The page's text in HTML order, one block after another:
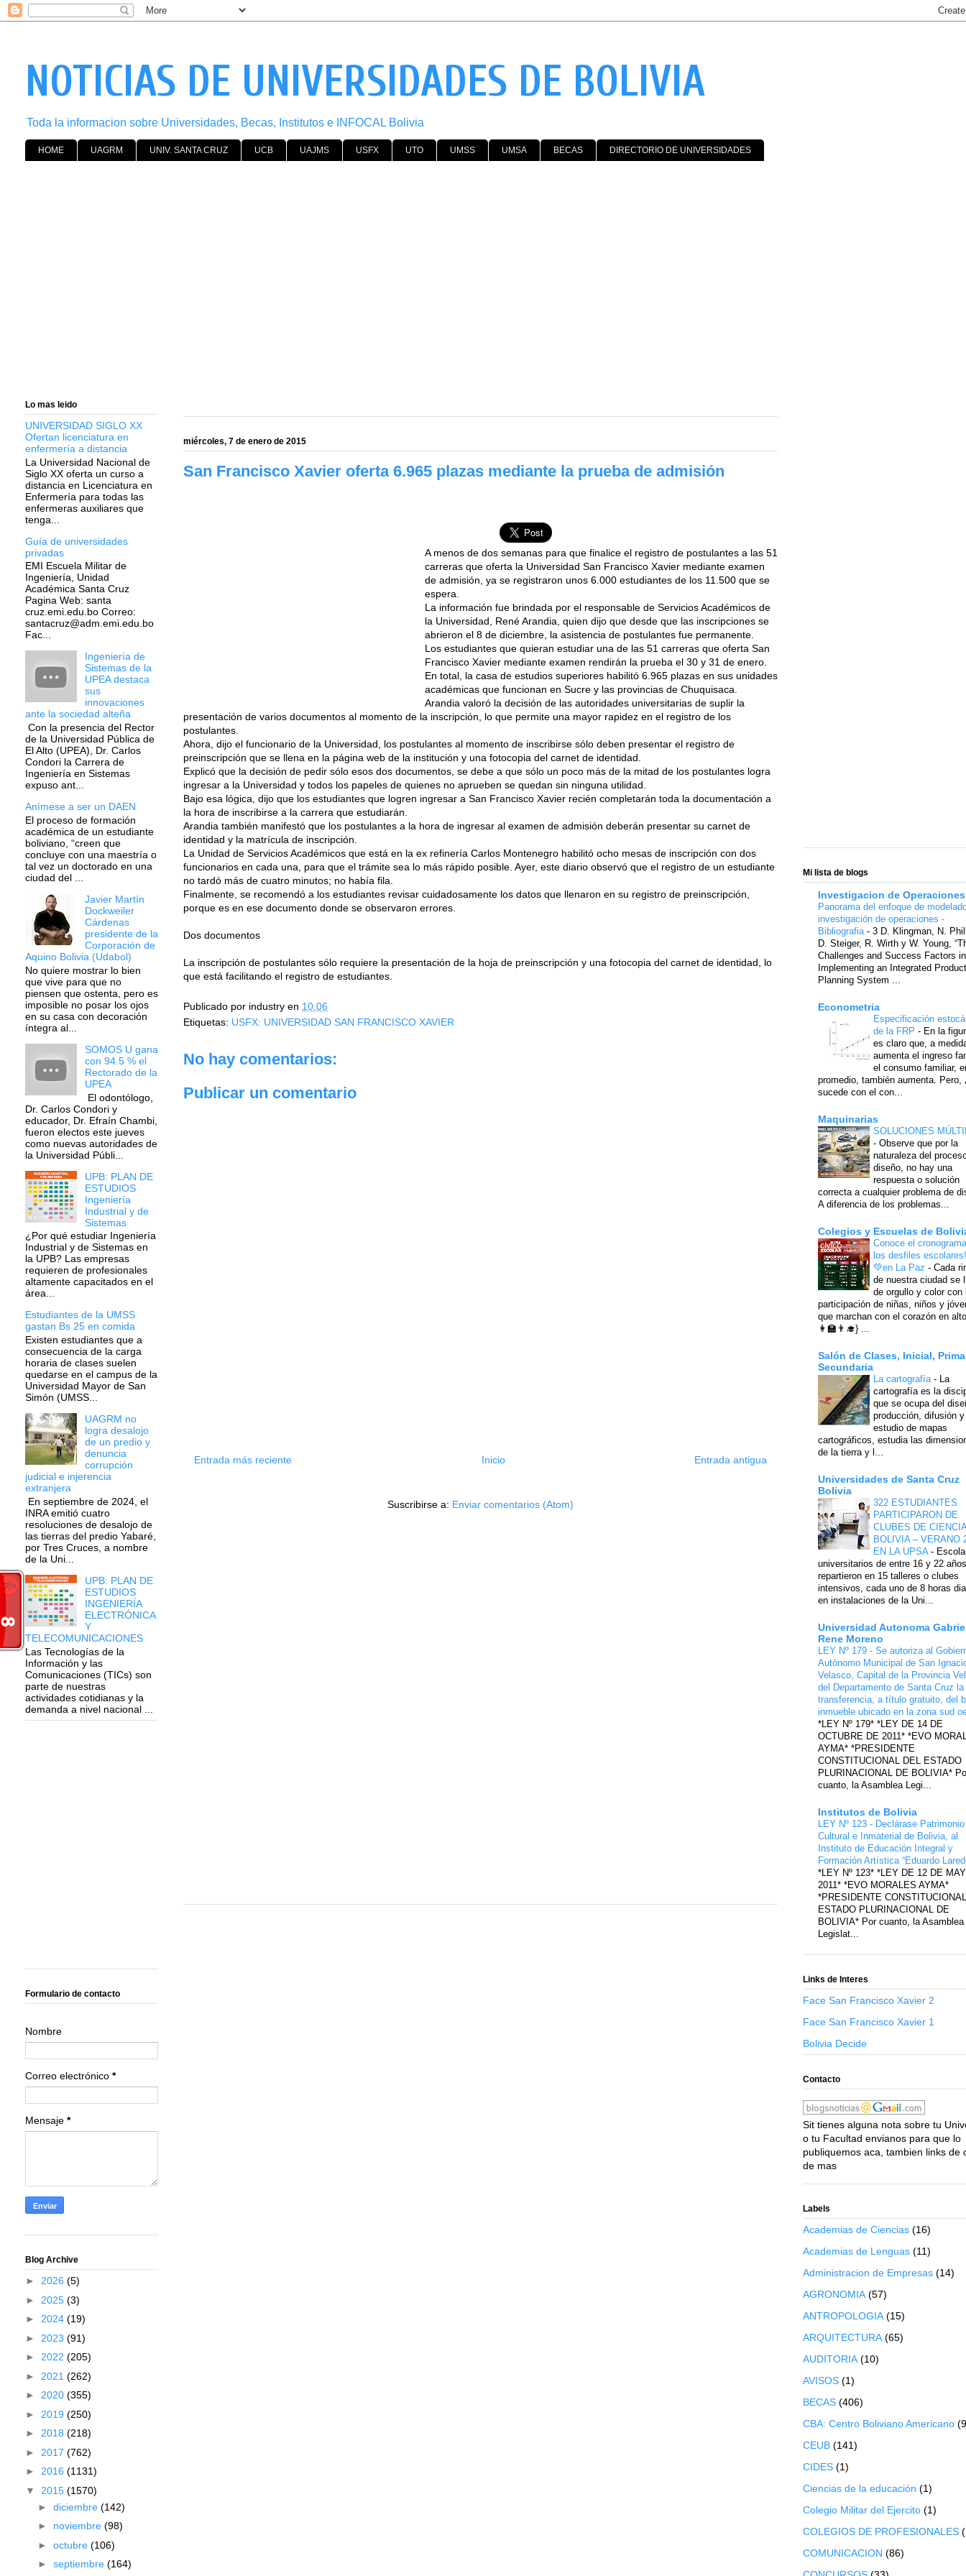
NOTICIAS DE UNIVERSIDADES DE BOLIVIA
Toda la informacion sobre Universidades, Becas, Institutos e INFOCAL Bolivia
HOME UAGRM UNIV. SANTA CRUZ UCB UAJMS USFX UTO UMSS UMSA BECAS DIRECTORIO DE UNIVERSIDADES
miércoles, 7 de enero de 2015
San Francisco Xavier oferta 6.965 plazas mediante la prueba de admisión
A menos de dos semanas para que finalice el registro de postulantes a las 51
carreras que oferta la Universidad San Francisco Xavier mediante examen
de admisión, ya se registraron unos 6.000 estudiantes de los 11.500 que se
espera.
La información fue brindada por el responsable de Servicios Académicos de
la Universidad, René Arandia, quien dijo que desde que las inscripciones se
abrieron el 8 de diciembre, la asistencia de postulantes fue permanente.
Los estudiantes que quieran estudiar una de las 51 carreras que oferta San
Francisco Xavier mediante examen rendirán la prueba el 30 y 31 de enero.
En total, la casa de estudios superiores habilitó 6.965 plazas en sus unidades
académicas que funcionan en Sucre y las provincias de Chuquisaca.
Arandia valoró la decisión de las autoridades universitarias de suplir la
presentación de varios documentos al momento de la inscripción, lo que permite una mayor rapidez en el registro de los
postulantes.
Ahora, dijo el funcionario de la Universidad, los postulantes al momento de inscribirse sólo deben presentar el registro de
preinscripción que se llena en la página web de la institución y una fotocopia del carnet de identidad.
Explicó que la decisión de pedir sólo esos dos documentos, se debe a que sólo un poco más de la mitad de los postulantes logra
ingresar a la Universidad y todos los papeles de quienes no aprueben se quedan sin ninguna utilidad.
Bajo esa lógica, dijo que los estudiantes que logren ingresar a San Francisco Xavier recién completarán toda la documentación a
la hora de inscribirse a la carrera que estudiarán.
Arandia también manifestó que los postulantes a la hora de ingresar al examen de admisión deberán presentar su carnet de
identidad y la matrícula de inscripción.
La Unidad de Servicios Académicos que está en la ex refinería Carlos Montenegro habilitó ocho mesas de inscripción con dos
funcionarios en cada una, para que el trámite sea lo más rápido posible. Ayer, este diario observó que el registro de un estudiante
no tardó más de cuatro minutos; no había fila.
Finalmente, se recomendó a los estudiantes revisar cuidadosamente los datos que llenaron en su registro de preinscripción,
porque es en ese documento donde se observaron errores.
Dos documentos
La inscripción de postulantes sólo requiere la presentación de la hoja de preinscripción y una fotocopia del carnet de identidad, lo
que está facilitando el registro de estudiantes.
Publicado por industry en 10:06
Etiquetas: USFX: UNIVERSIDAD SAN FRANCISCO XAVIER
No hay comentarios:
Publicar un comentario
Entrada más reciente Entrada antigua
Inicio
Suscribirse a: Enviar comentarios (Atom)
Lo mas leido
UNIVERSIDAD SIGLO XX
Ofertan licenciatura en
enfermería a distancia
La Universidad Nacional de
Siglo XX oferta un curso a
distancia en Licenciatura en
Enfermería para todas las
enfermeras auxiliares que
tenga...
Guía de universidades
privadas
EMI Escuela Militar de
Ingeniería, Unidad
Académica Santa Cruz
Pagina Web: santa
cruz.emi.edu.bo Correo:
santacruz@adm.emi.edu.bo
Fac...
Ingeniería de
Sistemas de la
UPEA destaca
sus
innovaciones
ante la sociedad alteña
Con la presencia del Rector
de la Universidad Pública de
El Alto (UPEA), Dr. Carlos
Condori la Carrera de
Ingeniería en Sistemas
expuso ant...
Anímese a ser un DAEN
El proceso de formación
académica de un estudiante
boliviano, “creen que
concluye con una maestría o
tal vez un doctorado en una
ciudad del ...
Javier Martín
Dockweiler
Cárdenas
presidente de la
Corporación de
Aquino Bolivia (Udabol)
No quiere mostrar lo bien
que vive para que no
piensen que ostenta, pero es
imposible no posar los ojos
en su casa con decoración
íntegra al...
SOMOS U gana
con 94.5 % el
Rectorado de la
UPEA
El odontólogo,
Dr. Carlos Condori y
educador, Dr. Efraín Chambi,
fueron electos este jueves
como nuevas autoridades de
la Universidad Públi...
UPB: PLAN DE
ESTUDIOS
Ingeniería
Industrial y de
Sistemas
¿Por qué estudiar Ingeniería
Industrial y de Sistemas en
la UPB? Las empresas
requieren de profesionales
altamente capacitados en el
área...
Estudiantes de la UMSS
gastan Bs 25 en comida
Existen estudiantes que a
consecuencia de la carga
horaria de clases suelen
quedarse en el campus de la
Universidad Mayor de San
Simón (UMSS...
UAGRM no
logra desalojo
de un predio y
denuncia
corrupción
judicial e injerencia
extranjera
En septiembre de 2024, el
INRA emitió cuatro
resoluciones de desalojo de
las tierras del predio Yabaré,
por Tres Cruces, a nombre
de la Uni...
UPB: PLAN DE
ESTUDIOS
INGENIERÍA
ELECTRÓNICA
Y
TELECOMUNICACIONES
Las Tecnologías de la
Información y las
Comunicaciones (TICs) son
parte de nuestras
actividades cotidianas y la
demanda a nivel nacional ...
Formulario de contacto
Nombre
Correo electrónico *
Mensaje *
Blog Archive
► 2026 (5)
► 2025 (3)
► 2024 (19)
► 2023 (91)
► 2022 (205)
► 2021 (262)
► 2020 (355)
► 2019 (250)
► 2018 (218)
► 2017 (762)
► 2016 (1131)
▼ 2015 (1570)
► diciembre (142)
► noviembre (98)
► octubre (106)
► septiembre (164)
Mi lista de blogs
Investigacion de Operaciones
Panorama del enfoque de
investigación de operaciones -
Bibliografia - 3 D. Klingman, N.
D. Steiger, R. Wirth y W. Young,
Challenges and Success Factors in
Implementing an Integrated
Planning System ...
Econometria
Especificación
de la FRP - En la
es claro que, a
aumenta el ingreso
el consumo familiar,
promedio, también aumenta. Pero,
sucede con el con...
Maquinarias
SOLUCIONES
- Observe que por la
naturaleza del
diseño, no hay una
respuesta o solución
correcta a cualquier problema de
A diferencia de los problemas...
Colegios y Escuelas de
Conoce el
los desfiles
💚en La Paz - Cada
de nuestra ciudad se
de orgullo y color con
participación de niñas, niños y
que marchan con el corazón en
👩‍🏫👨‍🎓} ...
Salón de Clases, Inicial,
Secundaria
La cartografía -
La
cartografía es la
que se ocupa del
producción, difusión y
estudio de mapas
cartográficos, estudia las
de la tierra y l...
Universidades de Santa Cruz
Bolivia
322 ESTUDIANTES
PARTICIPARON DE
CLUBES DE CIENCIA
BOLIVIA – VERANO
EN LA UPSA -
universitarios de entre 16 y 22
repartieron en 15 talleres o clubes
intensivos, cada uno de 8 horas
en instalaciones de la Uni...
Universidad Autonoma
Rene Moreno
LEY Nº 179 - Se autoriza al
Autónomo Municipal de San
Velasco, Capital de la Provincia
del Departamento de Santa Cruz la
transferencia, a título gratuito, del
inmueble ubicado en la zona sud
*LEY Nº 179* *LEY DE 14 DE
OCTUBRE DE 2011* *EVO
AYMA* *PRESIDENTE
CONSTITUCIONAL DEL ESTADO
PLURINACIONAL DE BOLIVIA*
cuanto, la Asamblea Legi...
Institutos de Bolivia
LEY Nº 123 - Declárase Patrimonio
Cultural e Inmaterial de Bolivia, al
Instituto de Educación Integral y
Formación Artística “Eduardo
*LEY Nº 123* *LEY DE 12 DE
2011* *EVO MORALES AYMA*
*PRESIDENTE
ESTADO PLURINACIONAL DE
BOLIVIA* Por cuanto, la Asamblea
Legislat...
Links de Interes
Face San Francisco Xavier 2
Face San Francisco Xavier 1
Bolivia Decide
Contacto
Sit tienes alguna nota sobre tu
o tu Facultad envianos para que lo
publiquemos aca, tambien links de
de mas
Labels
Academias de Ciencias (16)
Academias de Lenguas (11)
Administracion de Empresas (14)
AGRONOMIA (57)
ANTROPOLOGIA (15)
ARQUITECTURA (65)
AUDITORIA (10)
AVISOS (1)
BECAS (406)
CBA: Centro Boliviano Americano
CEUB (141)
CIDES (1)
Ciencias de la educación (1)
Colegio Militar del Ejercito (1)
COLEGIOS DE PROFESIONALES
COMUNICACION (86)